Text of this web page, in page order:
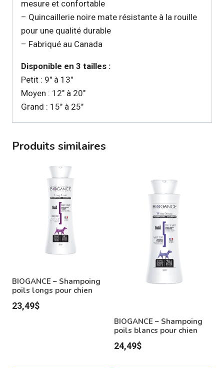
mesure et confortable
– Quincaillerie noire mate résistante à la rouille
pour une qualité durable
– Fabriqué au Canada
Disponible en 3 tailles :
Petit : 9″ à 13″
Moyen : 12″ à 20″
Grand : 15″ à 25″
Produits similaires
BIOGANCE – Shampoing
poils longs pour chien
23,49$
BIOGANCE – Shampoing
poils blancs pour chien
24,49$